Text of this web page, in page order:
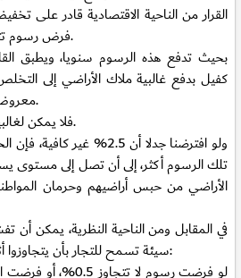
القرار من الناحية الاقتصادية قادر على
فرض رسوم تتجاوز 2.5% من قيمة الأرض.
بحيث تدفع هذه الرسوم سنويا، ويطبق
كفيل بدفع غالبية ملاك الأراضي إلى
معروض الأراضي وانخفاض الأسعار.
فلا يمكن لغالبية الملاك تحمل تلك الرسوم.
ولو افترضنا جدلا أن 2.5%
تلك الرسوم أكثر، إلى أن تصل إلى مستوى
الأراضي من حبس أراضيهم وحرمان
في المقابل ومن الناحية النظرية، يمكن
سيئة تسمح للتجار بأن يتجاوزوا أثر الرسوم، على سبيل المثال:
لو فرضت رسوم لا